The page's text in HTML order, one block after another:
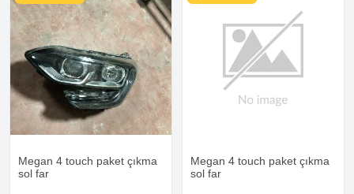
Megan 4 touch paket çıkma
sol far
Megan 4 touch paket çıkma
sol far